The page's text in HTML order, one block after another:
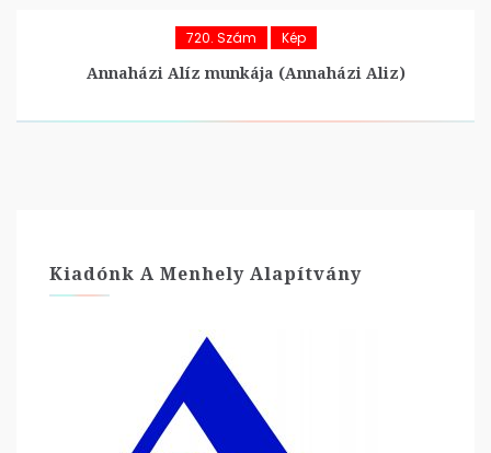
720. Szám Kép
Annaházi Alíz munkája (Annaházi Aliz)
Kiadónk A Menhely Alapítvány